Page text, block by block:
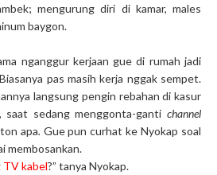
mengurung diri di kamar, males
baygon.
nganggur kerjaan gue di rumah jadi
pas masih kerja nggak sempet.
langsung pengin rebahan di kasur
saat sedang menggonta-ganti channel
apa. Gue pun curhat ke Nyokap soal
membosankan.
TV kabel?” tanya Nyokap.